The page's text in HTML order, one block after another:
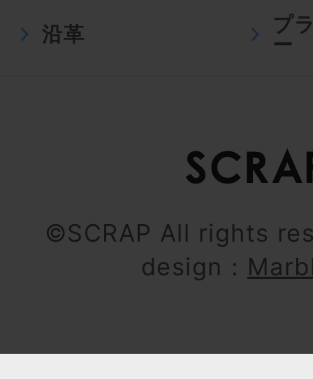
沿革
プ
ー
©SCRAP All rights
design：